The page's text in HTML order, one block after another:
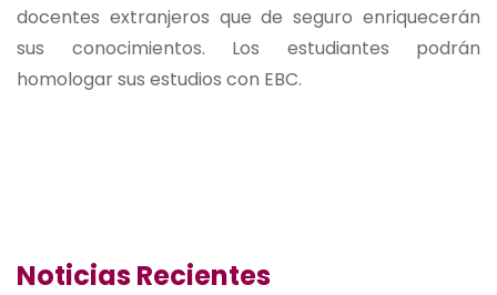
docentes extranjeros que de seguro enriquecerán
sus conocimientos. Los estudiantes podrán
homologar sus estudios con EBC.
Noticias Recientes